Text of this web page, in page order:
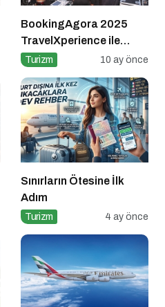
BookingAgora 2025
TravelXperience ile
seyahat sektörü Six
Mansions’da bir araya
geldi
Turizm 10 ay önce
Sınırların Ötesine İlk
Adım
Turizm 4 ay önce